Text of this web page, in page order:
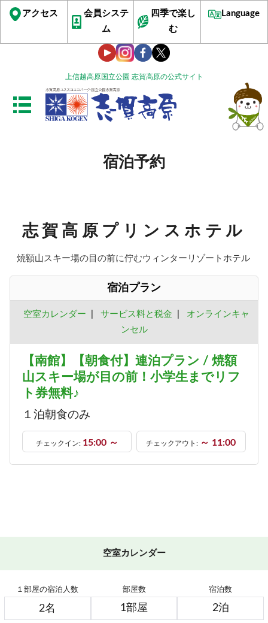
上信越高原国立公園 志賀高原の公式サイト
アクセス
会員システ
ム
四季で楽し
む
Language
宿泊予約
志賀高原プリンスホテル
焼額山スキー場の目の前に佇むウィンターリゾートホテル
宿泊プラン
空室カレンダー サービス料と税金
オンラインキャ
ンセル
【南館】【朝食付】連泊プラン / 焼額
山スキー場が目の前！小学生までリフ
ト券無料♪
１泊朝食のみ
チェックイン: 15:00 ～ チェックアウト: ～ 11:00
空室カレンダー
１部屋の宿泊人数 部屋数 宿泊数